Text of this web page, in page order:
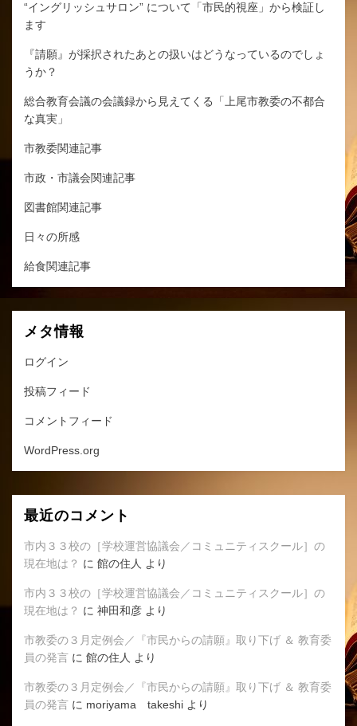
“イングリッシュサロン” について「市民的視座」から検証し
ます
『請願』が採択されたあとの扱いはどうなっているのでしょ
うか？
総合教育会議の会議録から見えてくる「上尾市教委の不都合
な真実」
市教委関連記事
市政・市議会関連記事
図書館関連記事
日々の所感
給食関連記事
メタ情報
ログイン
投稿フィード
コメントフィード
WordPress.org
最近のコメント
市内３３校の［学校運営協議会／コミュニティスクール］の
現在地は？ に 館の住人 より
市内３３校の［学校運営協議会／コミュニティスクール］の
現在地は？ に 神田和彦 より
市教委の３月定例会／『市民からの請願』取り下げ ＆ 教育委
員の発言 に 館の住人 より
市教委の３月定例会／『市民からの請願』取り下げ ＆ 教育委
員の発言 に moriyama takeshi より